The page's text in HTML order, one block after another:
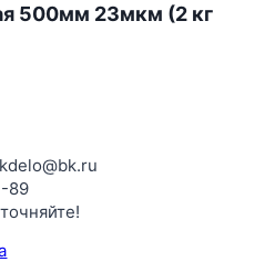
500мм 23мкм (2 кг
89